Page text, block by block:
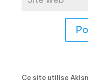
Ce site utilise